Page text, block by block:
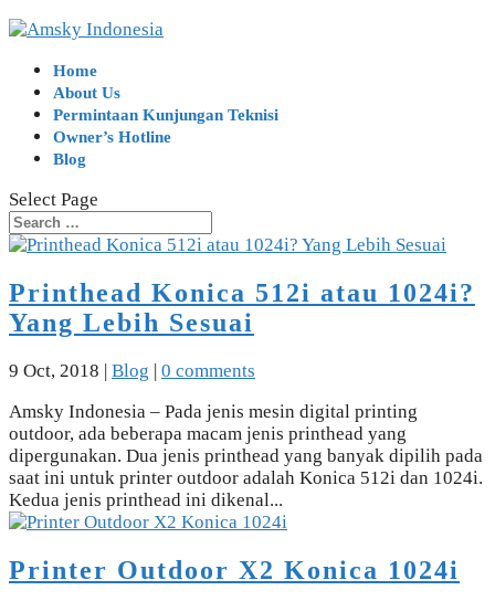
Home
About Us
Permintaan Kunjungan Teknisi
Owner’s Hotline
Blog
Select Page
Printhead Konica 512i atau 1024i?
Yang Lebih Sesuai
9 Oct, 2018 | Blog | 0 comments
Amsky Indonesia – Pada jenis mesin digital printing
outdoor, ada beberapa macam jenis printhead yang
dipergunakan. Dua jenis printhead yang banyak dipilih pada
saat ini untuk printer outdoor adalah Konica 512i dan 1024i.
Kedua jenis printhead ini dikenal...
Printer Outdoor X2 Konica 1024i